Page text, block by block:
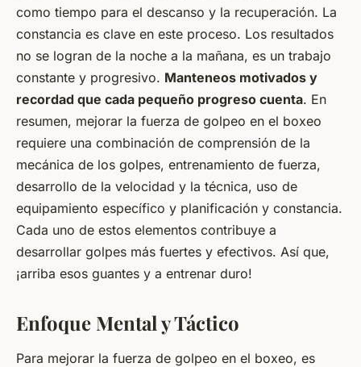
como tiempo para el descanso y la recuperación. La
constancia es clave en este proceso. Los resultados
no se logran de la noche a la mañana, es un trabajo
constante y progresivo. Manteneos motivados y
recordad que cada pequeño progreso cuenta. En
resumen, mejorar la fuerza de golpeo en el boxeo
requiere una combinación de comprensión de la
mecánica de los golpes, entrenamiento de fuerza,
desarrollo de la velocidad y la técnica, uso de
equipamiento específico y planificación y constancia.
Cada uno de estos elementos contribuye a
desarrollar golpes más fuertes y efectivos. Así que,
¡arriba esos guantes y a entrenar duro!
Enfoque Mental y Táctico
Para mejorar la fuerza de golpeo en el boxeo, es